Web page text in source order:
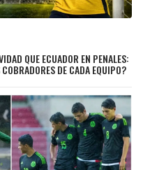
QUE ECUADOR EN PENALES:
DE CADA EQUIPO?